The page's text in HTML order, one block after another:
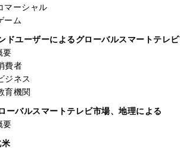
マーシャル
ーム
ドユーザーによるグローバルスマートテレ
要
費者
ジネス
育機関
ーバルスマートテレビ市場、地理による
要